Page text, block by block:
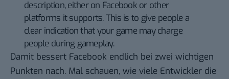
description, either on Facebook or other
platforms it supports. This is to give people a
clear indication that your game may charge
people during gameplay.
Damit bessert Facebook endlich bei zwei wichtigen
Punkten nach. Mal schauen, wie viele Entwickler die